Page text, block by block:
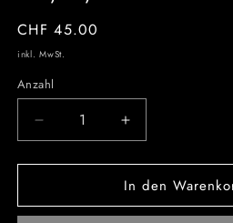
Normaler
Preis
CHF 45.00
inkl. MwSt.
Anzahl
Verringere
die
Menge
Mary
Erhöhe
die
Menge
für
Mary
In den